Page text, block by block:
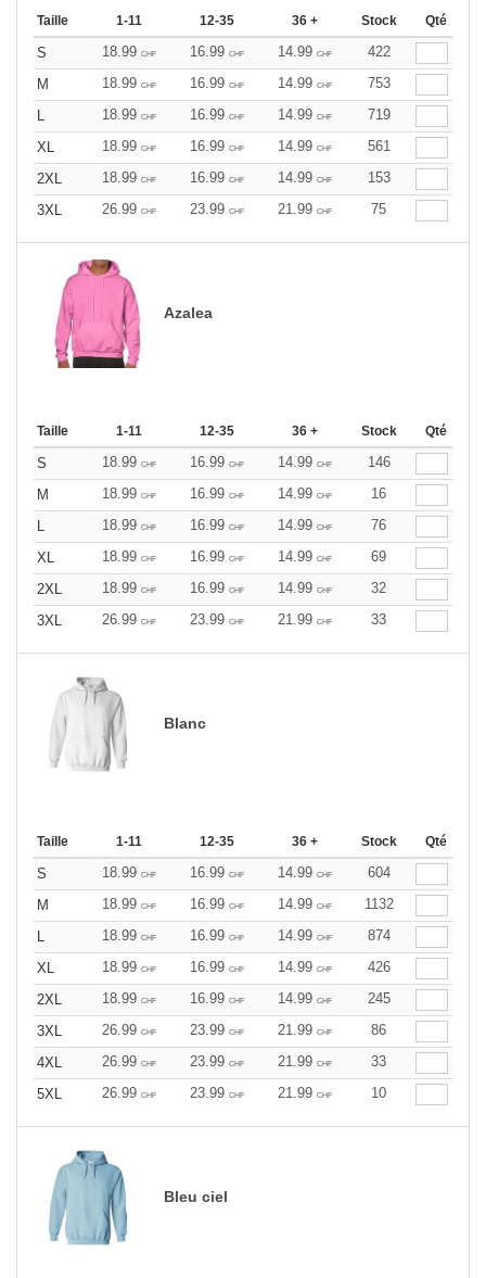
Taille 1-11 12-35 36 + Stock Qté
S 18.99 CHF 16.99 CHF 14.99 CHF
422
M
18.99 CHF 16.99 CHF 14.99 CHF
753
L
18.99 CHF 16.99 CHF 14.99 CHF
719
XL
18.99 CHF 16.99 CHF 14.99 CHF
561
2XL
18.99 CHF 16.99 CHF 14.99 CHF
153
3XL
26.99 CHF 23.99 CHF 21.99 CHF 75
Azalea
Taille 1-11 12-35 36 + Stock Qté
S 18.99 CHF 16.99 CHF 14.99 CHF
146
M
18.99 CHF 16.99 CHF 14.99 CHF
16
L
18.99 CHF 16.99 CHF 14.99 CHF
76
XL
18.99 CHF 16.99 CHF 14.99 CHF
69
2XL
18.99 CHF 16.99 CHF 14.99 CHF
32
3XL
26.99 CHF 23.99 CHF 21.99 CHF 33
Blanc
Taille 1-11 12-35 36 + Stock Qté
S 18.99 CHF 16.99 CHF 14.99 CHF
604
M
18.99 CHF 16.99 CHF 14.99 CHF
1132
L
18.99 CHF 16.99 CHF 14.99 CHF
874
XL
18.99 CHF 16.99 CHF 14.99 CHF
426
2XL
18.99 CHF 16.99 CHF 14.99 CHF
245
3XL
26.99 CHF 23.99 CHF 21.99 CHF
86
4XL
26.99 CHF 23.99 CHF 21.99 CHF
33
5XL
26.99 CHF 23.99 CHF 21.99 CHF 10
Bleu ciel